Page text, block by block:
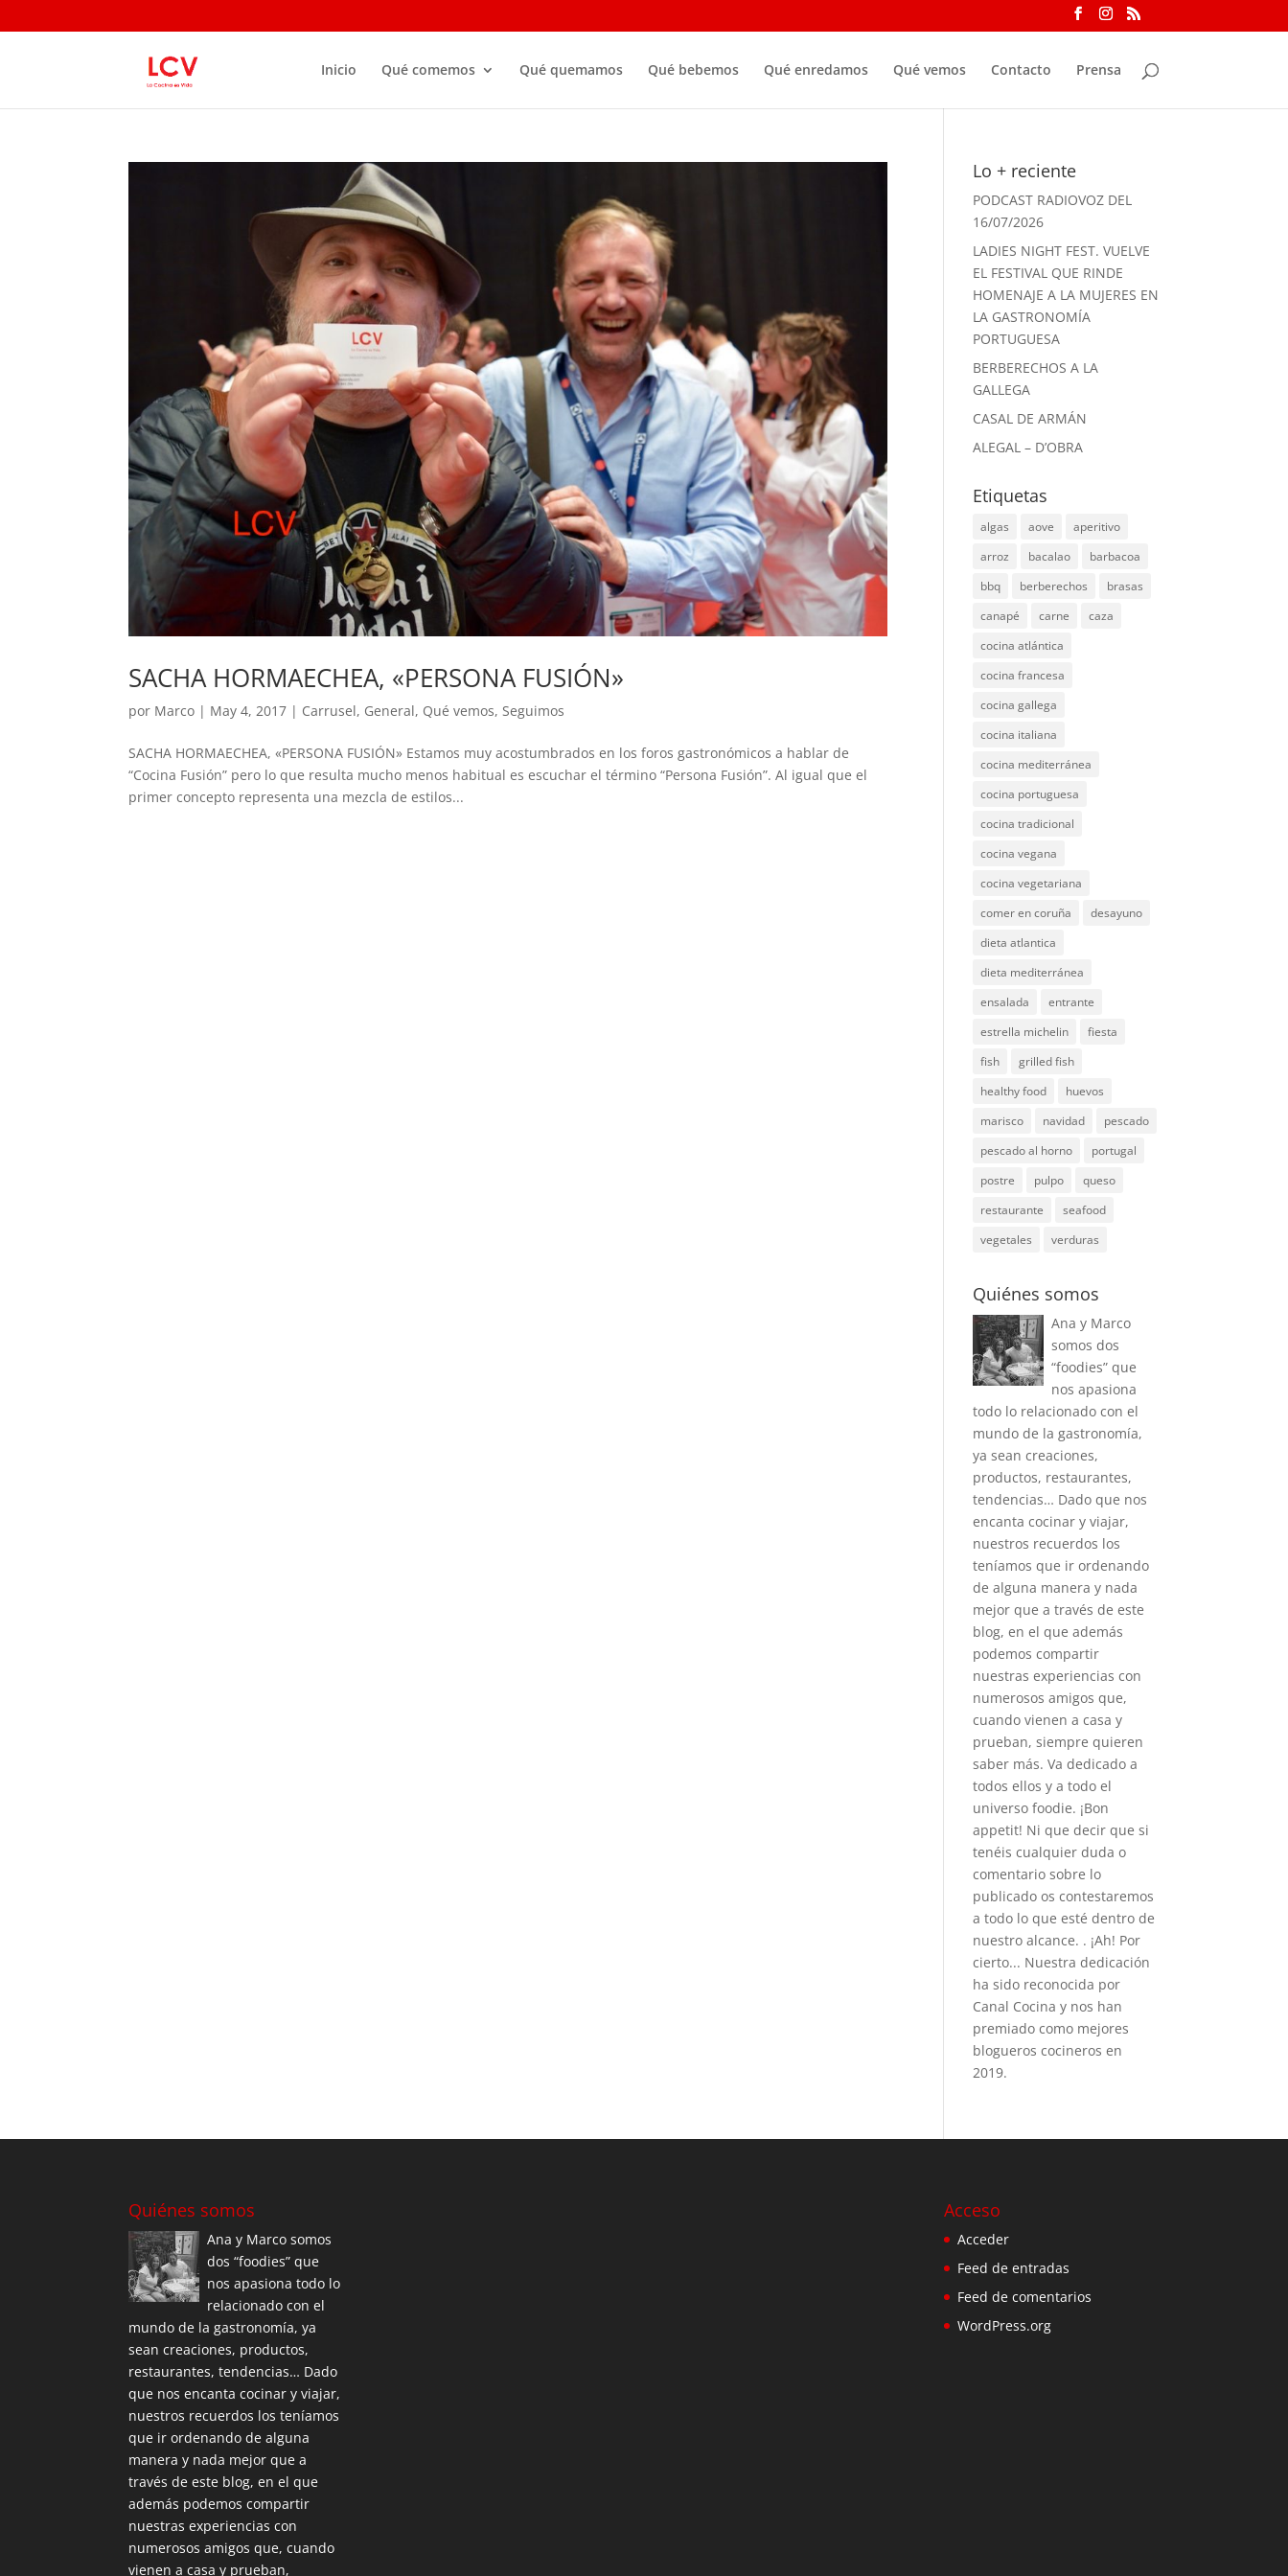
Inicio Qué comemos Qué quemamos Qué bebemos Qué enredamos Qué vemos Contacto Prensa
SACHA HORMAECHEA, «PERSONA FUSIÓN»
por Marco | May 4, 2017 | Carrusel, General, Qué vemos, Seguimos
SACHA HORMAECHEA, «PERSONA FUSIÓN» Estamos muy acostumbrados en los foros gastronómicos a hablar de
“Cocina Fusión” pero lo que resulta mucho menos habitual es escuchar el término “Persona Fusión”. Al igual que el
primer concepto representa una mezcla de estilos...
Lo + reciente
PODCAST RADIOVOZ DEL
16/07/2026
LADIES NIGHT FEST. VUELVE
EL FESTIVAL QUE RINDE
HOMENAJE A LA MUJERES EN
LA GASTRONOMÍA
PORTUGUESA
BERBERECHOS A LA
GALLEGA
CASAL DE ARMÁN
ALEGAL – D’OBRA
Etiquetas
algas aove
aperitivo
arroz
bacalao
barbacoa
bbq
berberechos
brasas
canapé
carne
caza
cocina atlántica
cocina francesa
cocina gallega
cocina italiana
cocina mediterránea
cocina portuguesa
cocina tradicional
cocina vegana
cocina vegetariana
comer en coruña
desayuno
dieta atlantica
dieta mediterránea
ensalada
entrante
estrella michelin
fiesta
fish
grilled fish
healthy food
huevos
marisco
navidad
pescado
pescado al horno
portugal
postre
pulpo
queso
restaurante
seafood
vegetales
verduras
Quiénes somos
Ana y Marco
somos dos
“foodies” que
nos apasiona
todo lo relacionado con el
mundo de la gastronomía,
ya sean creaciones,
productos, restaurantes,
tendencias… Dado que nos
encanta cocinar y viajar,
nuestros recuerdos los
teníamos que ir ordenando
de alguna manera y nada
mejor que a través de este
blog, en el que además
podemos compartir
nuestras experiencias con
numerosos amigos que,
cuando vienen a casa y
prueban, siempre quieren
saber más. Va dedicado a
todos ellos y a todo el
universo foodie. ¡Bon
appetit! Ni que decir que si
tenéis cualquier duda o
comentario sobre lo
publicado os contestaremos
a todo lo que esté dentro de
nuestro alcance. . ¡Ah! Por
cierto... Nuestra dedicación
ha sido reconocida por
Canal Cocina y nos han
premiado como mejores
blogueros cocineros en
2019.
Quiénes somos
Ana y Marco somos
dos “foodies” que
nos apasiona todo lo
relacionado con el
mundo de la gastronomía, ya
sean creaciones, productos,
restaurantes, tendencias… Dado
que nos encanta cocinar y viajar,
nuestros recuerdos los teníamos
que ir ordenando de alguna
manera y nada mejor que a
través de este blog, en el que
además podemos compartir
nuestras experiencias con
numerosos amigos que, cuando
vienen a casa y prueban,
Acceso
Acceder
Feed de entradas
Feed de comentarios
WordPress.org